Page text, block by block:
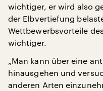
wichtiger, er wird also
der Elbvertiefung
Wettbewerbsvorteile
wichtiger.
„Man kann über eine
hinausgehen und
anderen Arten